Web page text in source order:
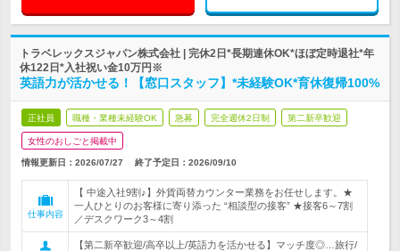
トラベレックスジャパン株式会社 | 完休2日*長期連休OK*ほぼ定時退社*年
休122日*入社祝い金10万円※
英語力が活かせる！【窓口スタッフ】*未経験OK*育休復帰100%
正社員 職種・業種未経験OK 急募 完全週休2日制 第二新卒歓迎
女性のおしごと掲載中
情報更新日：2026/07/27 終了予定日： 2026/09/10
仕事内容
【 中途入社9割♪】外貨両替カウンター業務をお任せします。★
一人ひとりのお客様に寄り添った “相談型の接客” ★接客6～7割
／デスクワーク3～4割
【第二新卒歓迎/高卒以上/英語力を活かせる】マッチ度◎…旅行/